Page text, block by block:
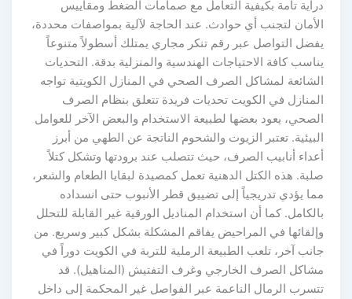
دراية تامة بكيفية التعامل مع صمامات الضغط ومقاييس
الأمان لتجنب أي حوادث. عند الحاجة لآلية بمواصفات محددة،
يفضل التواصل عبر رقم تنكر مجاري يمتلك أسطولاً متنوعاً
يناسب كافة الاحتياجات الهندسية والمنزلية بدقة. التحديات
الشائعة لمشاكل الصرف الصحي في المنازل الكويتية تواجه
المنازل في الكويت تحديات فريدة تتعلق بنظام الصرف
الصحي، يعود بعضها لطبيعة الاستخدام والبعض الآخر للعوامل
البيئية. تعتبر الزيوت والشحوم الناتجة عن الطهي من أبرز
أعداء أنابيب الصرف، حيث تتصلب عند برودتها وتشكل كتلاً
صلبة. هذه الكتل الدهنية تعمل كمصيدة لبقايا الطعام والشعر،
مما يؤدي تدريجياً إلى تضييق قطر الأنبوب حتى انسداده
بالكامل. كما أن استخدام المناديل الورقية غير القابلة للتحلل
وإلقائها في المراحيض يفاقم المشكلة بشكل كبير وسريع. من
جانب آخر، تلعب الطبيعة الرملية للتربة في الكويت دوراً في
مشاكل الصرف الخارجي وغرف التفتيش (المناهيل). قد
تتسرب الرمال الناعمة عبر الفواصل غير المحكمة إلى داخل